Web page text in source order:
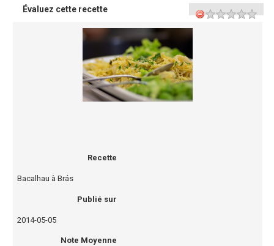
Évaluez cette recette
Recette
Bacalhau à Brás
Publié sur
2014-05-05
Note Moyenne